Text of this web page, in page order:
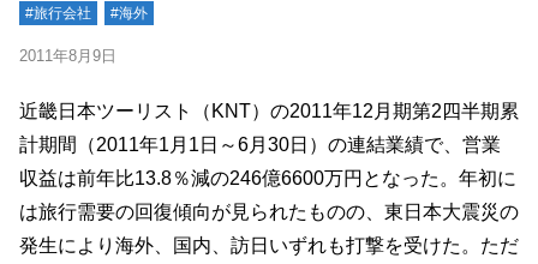
#旅行会社 #海外
2011年8月9日
近畿日本ツーリスト（KNT）の2011年12月期第2四半期累
計期間（2011年1月1日～6月30日）の連結業績で、営業
収益は前年比13.8％減の246億6600万円となった。年初に
は旅行需要の回復傾向が見られたものの、東日本大震災の
発生により海外、国内、訪日いずれも打撃を受けた。ただ